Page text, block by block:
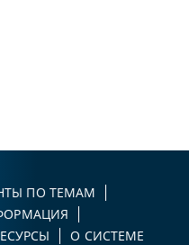
ПО ТЕМАМ
О СИСТЕМЕ